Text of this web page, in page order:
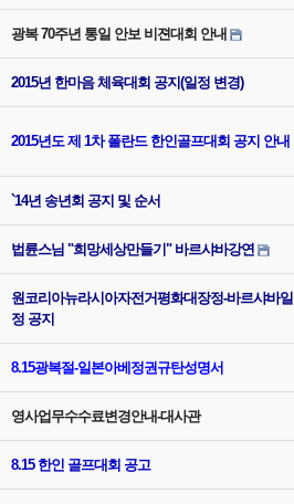
광복 70주년 통일 안보 비젼대회 안내
2015년 한마음 체육대회 공지(일정 변경)
2015년도 제 1차 폴란드 한인골프대회 공지 안내
`14년 송년회 공지 및 순서
법륜스님 "희망세상만들기" 바르샤바강연
원코리아뉴라시아자전거평화대장정-바르샤바일
정 공지
8.15광복절-일본아베정권규탄성명서
영사업무수수료변경안내-대사관
8.15 한인 골프대회 공고